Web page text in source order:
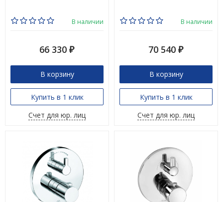
В наличии
66 330 ₽
В корзину
Купить в 1 клик
Счет для юр. лиц
В наличии
70 540 ₽
В корзину
Купить в 1 клик
Счет для юр. лиц